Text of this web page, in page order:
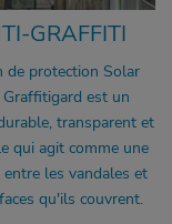
GRAFFITI
de protection Solar
Graffitigard est un
transparent et
qui agit comme une
entre les vandales et
qu'ils couvrent.